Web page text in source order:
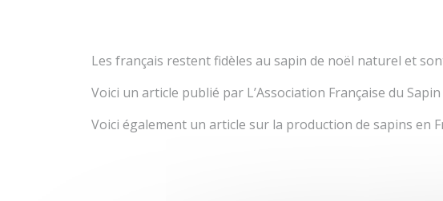
Les français restent fidèles au sapin de noël naturel et
Voici un article publié par L’Association Française du
Voici également un article sur la production de sapins en